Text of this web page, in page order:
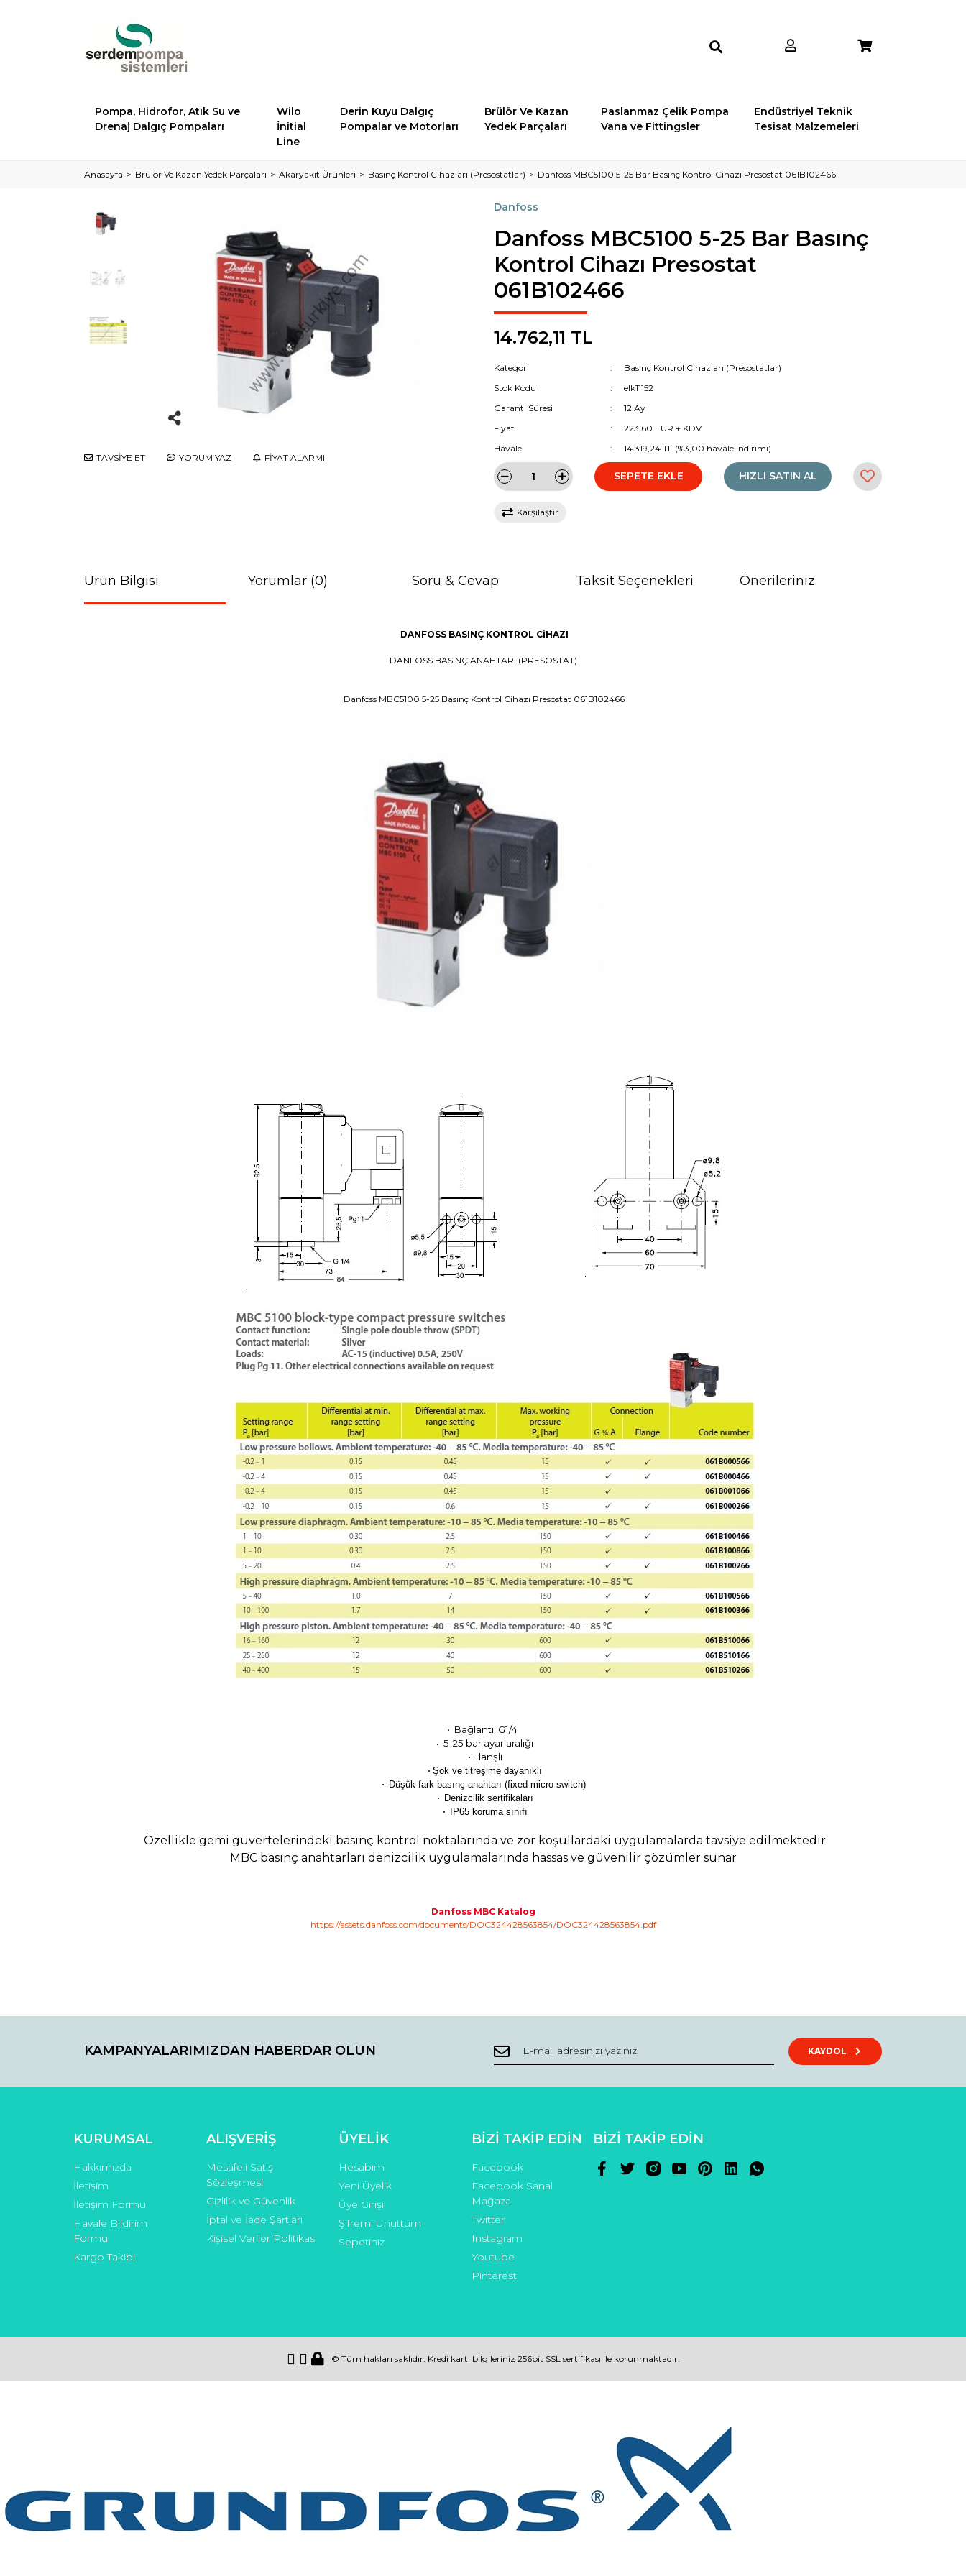
Pompa, Hidrofor, Atık Su ve
Drenaj Dalgıç Pompaları
Wilo
İnitial
Line
Derin Kuyu Dalgıç
Pompalar ve Motorları
Brülör Ve Kazan
Yedek Parçaları
Paslanmaz Çelik Pompa
Vana ve Fittingsler
Endüstriyel Teknik
Tesisat Malzemeleri
Anasayfa Brülör Ve Kazan Yedek Parçaları Akaryakıt Ürünleri Basınç Kontrol Cihazları (Presostatlar) Danfoss MBC5100 5-25 Bar Basınç Kontrol Cihazı Presostat 061B102466
TAVSİYE ET YORUM YAZ FİYAT ALARMI
Danfoss
Danfoss MBC5100 5-25 Bar Basınç
Kontrol Cihazı Presostat
061B102466
14.762,11 TL
Kategori
Basınç Kontrol Cihazları (Presostatlar)
Stok Kodu
elk11152
Garanti Süresi
12 Ay
Fiyat
223,60 EUR + KDV
Havale
14.319,24 TL (%3,00 havale indirimi)
SEPETE EKLE HIZLI SATIN AL
Karşılaştır
Ürün Bilgisi Yorumlar (0) Soru & Cevap Taksit Seçenekleri Önerileriniz
DANFOSS BASINÇ KONTROL CİHAZI
DANFOSS BASINÇ ANAHTARI (PRESOSTAT)
Danfoss MBC5100 5-25 Basınç Kontrol Cihazı Presostat 061B102466
• Bağlantı: G1/4
• 5-25 bar ayar aralığı
• Flanşlı
• Şok ve titreşime dayanıklı
• Düşük fark basınç anahtarı (fixed micro switch)
• Denizcilik sertifikaları
• IP65 koruma sınıfı
Özellikle gemi güvertelerindeki basınç kontrol noktalarında ve zor koşullardaki uygulamalarda tavsiye edilmektedir
MBC basınç anahtarları denizcilik uygulamalarında hassas ve güvenilir çözümler sunar
Danfoss MBC Katalog
https://assets.danfoss.com/documents/DOC324428563854/DOC324428563854.pdf
Yorum Yaz
Soru Sor
Görüş ve önerileriniz için teşekkür ederiz.
Ürün resmi kalitesiz, bozuk veya görüntülenemiyor.
Bu ürüne benzer farklı alternatifler olmalı.
Gönder
KAMPANYALARIMIZDAN HABERDAR OLUN KAYDOL
KURUMSAL
Hakkımızda
İletişim
İletişim Formu
Havale Bildirim
Formu
Kargo Takibi
ALIŞVERİŞ
Mesafeli Satış
Sözleşmesi
Gizlilik ve Güvenlik
İptal ve İade Şartları
Kişisel Veriler Politikası
ÜYELİK
Hesabım
Yeni Üyelik
Üye Girişi
Şifremi Unuttum
Sepetiniz
BİZİ TAKİP EDİN
Facebook
Facebook Sanal
Mağaza
Twitter
Instagram
Youtube
Pinterest
BİZİ TAKİP EDİN
© Tüm hakları saklıdır. Kredi kartı bilgileriniz 256bit SSL sertifikası ile korunmaktadır.